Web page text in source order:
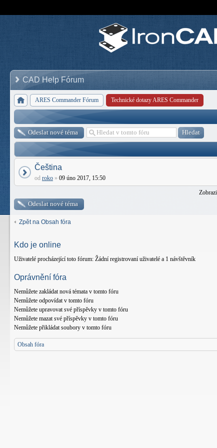
CAD Help Fórum
ARES Commander Fórum Technické dotazy ARES Commander
Odeslat nové téma
Čeština
od roko » 09 úno 2017, 15:50
Odeslat nové téma
Zpět na Obsah fóra
Kdo je online
Uživatelé procházející toto fórum: Žádní registrovaní uživatelé a 1 návštěvník
Oprávnění fóra
Nemůžete zakládat nová témata v tomto fóru
Nemůžete odpovídat v tomto fóru
Nemůžete upravovat své příspěvky v tomto fóru
Nemůžete mazat své příspěvky v tomto fóru
Nemůžete přikládat soubory v tomto fóru
Obsah fóra